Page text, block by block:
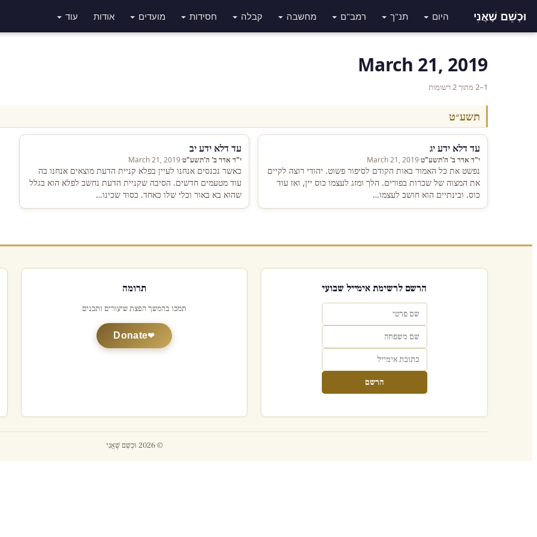
וּכְשֵׁם שֶׁאֲנִי היום תנ"ך רמב"ם מחשבה קבלה חסידות מועדים אודות עוד
March 21, 2019
1–2 מתוך 2 רשומות
תשע״ט
עד דלא ידע יג
י"ד אדר ב' ה'תשע"ט·
March 21, 2019
נפשט את כל האמור באות הקודם לסיפור פשוט. יהודי רוצה לקיים
את המצוה של שכרות בפורים. הלך ומזג לעצמו כוס יין, ואז עוד
כוס. ובינתיים הוא חושב לעצמו…
עד דלא ידע יב
י"ד אדר ב' ה'תשע"ט·
March 21, 2019
כאשר נכנסים אנחנו לעיין בפלא קניית הדעת מוצאים אנחנו בה
עוד מטעמים חדשים. הסיבה שקניית הדעת נחשב לפלא הוא בגלל
שהוא בא באור וכלי שלו כאחד. כסוד שכינו…
הרשם לרשימת אימייל שבועי
הרשם
תרומה
תמכו בהמשך הפצת שיעורים ותכנים
Donate
© 2026 וּכְשֵׁם שֶׁאֲנִי